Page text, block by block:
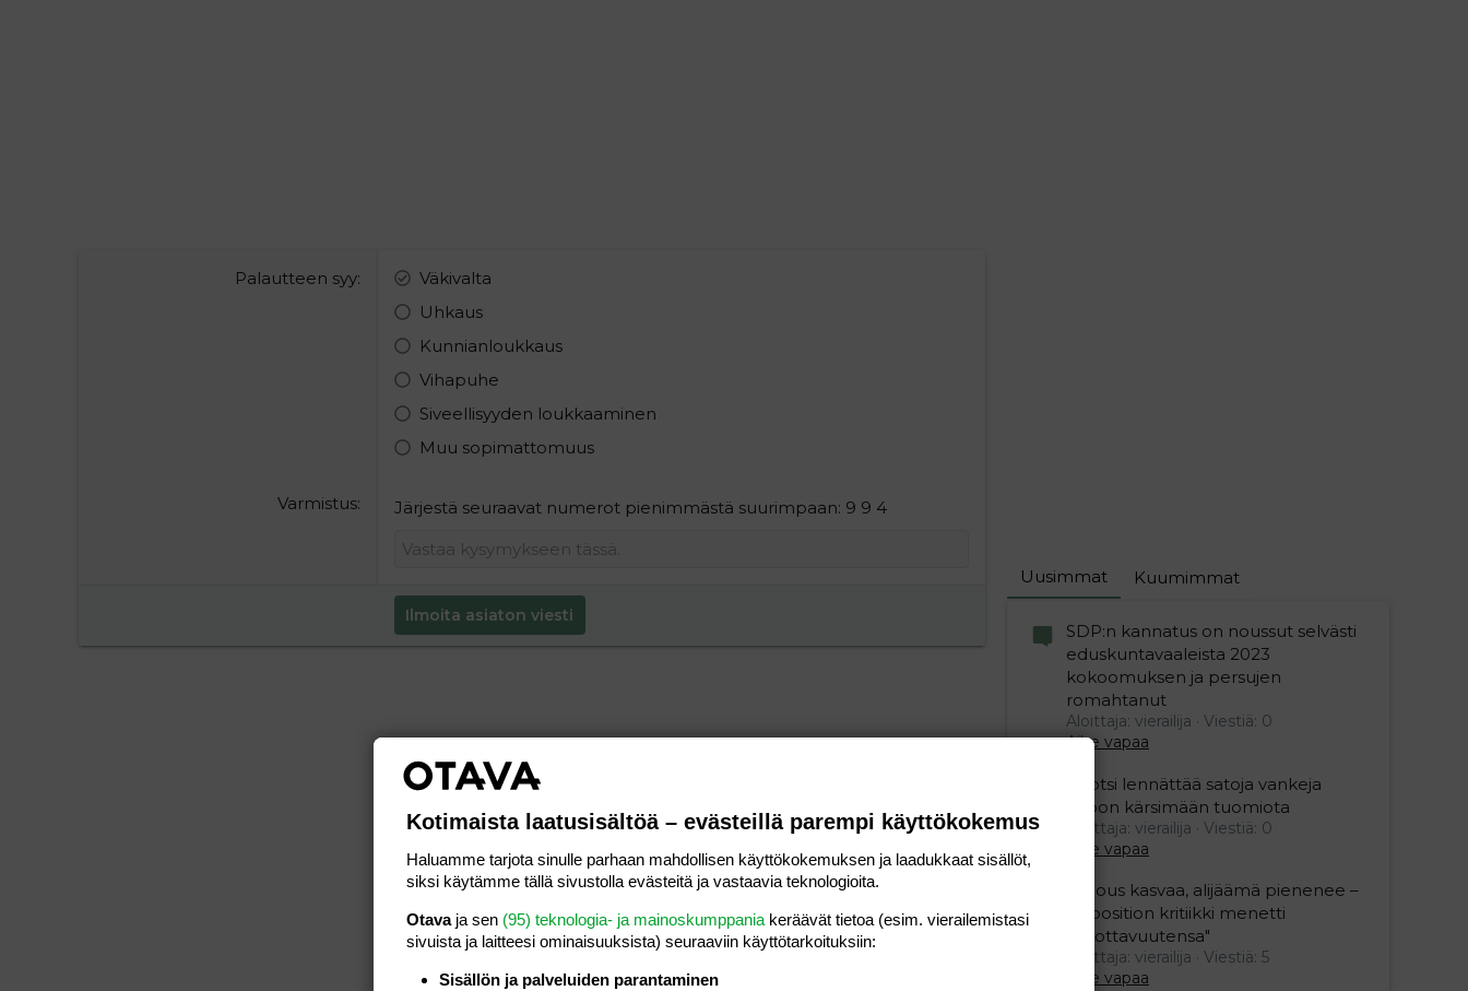
Palautteen syy
Väkivalta
Uhkaus
Kunnianloukkaus
Vihapuhe
Siveellisyyden loukkaaminen
Muu sopimattomuus
Varmistus Järjestä seuraavat numerot pienimmästä suurimpaan: 9 9 4
Ilmoita asiaton viesti
Uusimmat Kuumimmat
SDP:n kannatus on noussut selvästi
eduskuntavaaleista 2023
kokoomuksen ja persujen
romahtanut
Aloittaja: vierailija
Viestiä: 0
Aihe vapaa
Ruotsi lennättää satoja vankeja
Viroon kärsimään tuomiota
Aloittaja: vierailija
Viestiä: 0
Aihe vapaa
"Talous kasvaa, alijäämä pienenee –
opposition kritiikki menetti
uskottavuutensa"
Aloittaja: vierailija
Viestiä: 5
Aihe vapaa
Kotimaista laatusisältöä – evästeillä parempi käyttökokemus
Haluamme tarjota sinulle parhaan mahdollisen käyttökokemuksen ja laadukkaat sisällöt,
siksi käytämme tällä sivustolla evästeitä ja vastaavia teknologioita.
Otavaja sen (95) teknologia- ja mainoskumppania keräävät tietoa (esim. vierailemis­tasi
sivuista ja laitteesi ominaisuuk­sista) seuraaviin käyttötarkoituksiin:
Sisällön ja palveluiden parantaminen